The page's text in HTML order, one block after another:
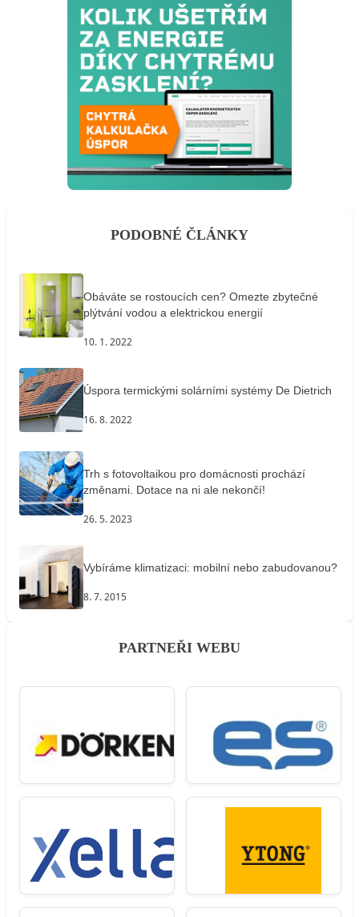
PODOBNÉ ČLÁNKY
Obáváte se rostoucích cen? Omezte zbytečné
plýtvání vodou a elektrickou energií
10. 1. 2022
Úspora termickými solárními systémy De Dietrich
16. 8. 2022
Trh s fotovoltaikou pro domácnosti prochází
změnami. Dotace na ni ale nekončí!
26. 5. 2023
Vybíráme klimatizaci: mobilní nebo zabudovanou?
8. 7. 2015
PARTNEŘI WEBU